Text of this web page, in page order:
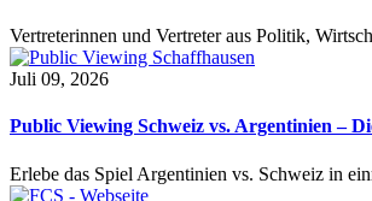
Vertreterinnen und Vertreter aus Politik,
Juli 09, 2026
Public Viewing Schweiz vs. Argentinien –
Erlebe das Spiel Argentinien vs. Schweiz in